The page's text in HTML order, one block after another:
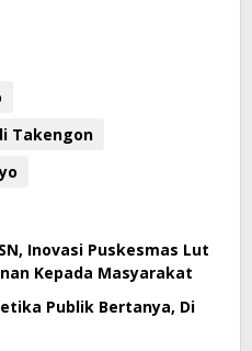
Takengon
Inovasi Puskesmas Lut
Kepada Masyarakat
Publik Bertanya, Di